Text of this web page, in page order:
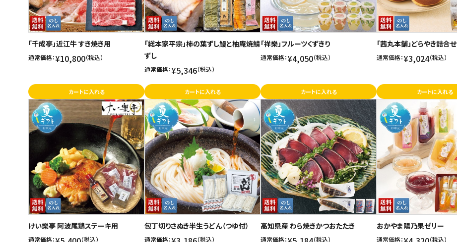
「千成亭」近江牛 すき焼き用
通常価格：¥10,800（税込）
カートに入れる
「総本家平宗」柿の葉ずし鰻と柚庵焼鯖
ずし
通常価格：¥5,346（税込）
カートに入れる
「祥樂」フルーツくずきり
通常価格：¥4,050（税込）
カートに入れる
「茜丸本舗」どらやき詰合せ
通常価格：¥3,024（税込）
カートに入れる
けい樂亭 阿波尾鶏ステーキ用
通常価格： （税込）
包丁切りさぬき半生うどん（つゆ付）
通常価格： （税込）
高知県産 わら焼きかつおたたき
通常価格： （税込）
おかやま陽乃果ゼリー
通常価格： （税込）